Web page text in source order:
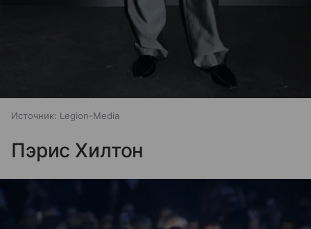
Источник: Legion-Media
Пэрис Хилтон